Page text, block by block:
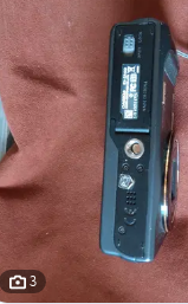
3